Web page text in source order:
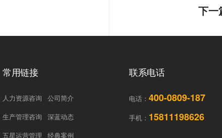
下一
常用链接
人力资源咨询
公司简介
生产管理咨询
深蓝动态
五星运营管理
经典案例
联系电话
电话： 400-0809-187
手机： 15811198626